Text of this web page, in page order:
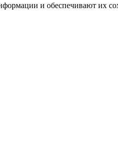
и обеспечивают их